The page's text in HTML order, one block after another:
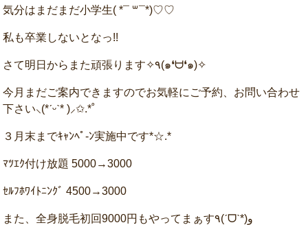
気分はまだまだ小学生( *¯ ꒳¯*)♡♡
私も卒業しないとなっ!!
さて明日からまた頑張ります✧٩(๑❛ᗨ❛๑)✧
今月まだご案内できますのでお気軽にご予約、お問い合わせ
下さい‪⸜(*ˊᵕˋ* )⸝‬✩.*˚
３月末までｷｬﾝﾍﾟ-ﾝ実施中です*☆.*
ﾏﾂｴｸ付け放題 5000→3000
ｾﾙﾌﾎﾜｲﾄﾆﾝｸﾞ 4500→3000
また、全身脱毛初回9000円もやってまぁす٩(ˊᗜˋ*)و